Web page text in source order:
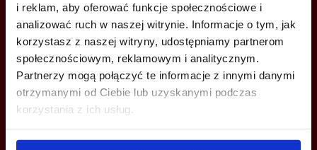
i reklam, aby oferować funkcje społecznościowe i
analizować ruch w naszej witrynie. Informacje o tym, jak
korzystasz z naszej witryny, udostępniamy partnerom
społecznościowym, reklamowym i analitycznym.
Partnerzy mogą połączyć te informacje z innymi danymi
otrzymanymi od Ciebie lub uzyskanymi podczas
korzystania z ich usług.
+48 22 167 04 00
info@bazabiur.pl
Z TOBĄ